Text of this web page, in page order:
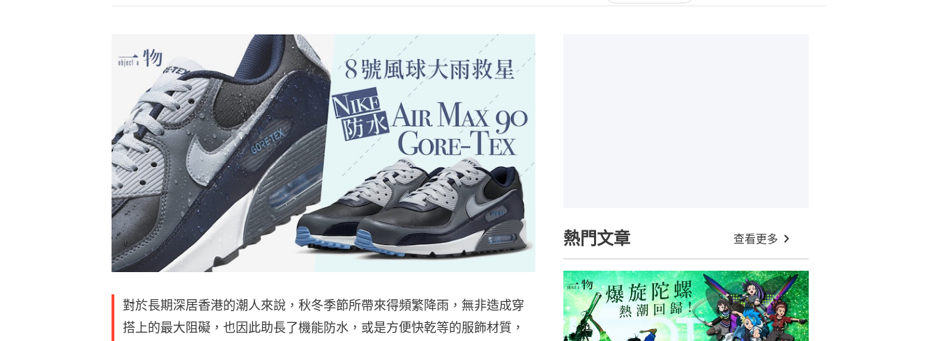
對於長期深居香港的潮人來說，秋冬季節所帶來得頻繁降雨，無非造成穿
搭上的最大阻礙，也因此助長了機能防水，或是方便快乾等的服飾材質，
熱門文章 查看更多